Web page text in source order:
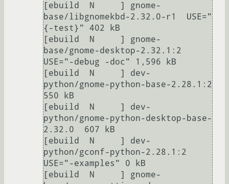
[ebuild  N     ] gnome-
base/libgnomekbd-2.32.0-r1  USE="
{-test}" 402 kB
[ebuild  N     ] gnome-
base/gnome-desktop-2.32.1:2
USE="-debug -doc" 1,596 kB
[ebuild  N     ] dev-
python/gnome-python-base-2.28.1:2
550 kB
[ebuild  N     ] dev-
python/gnome-python-desktop-base-
2.32.0  607 kB
[ebuild  N     ] dev-
python/gconf-python-2.28.1:2
USE="-examples" 0 kB
[ebuild  N     ] gnome-